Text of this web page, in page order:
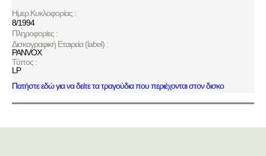
Ημερ.Κυκλοφορίας :
8/1994
Πληροφορίες :
Δισκογραφική Εταιρεία (label) :
PANVOX
Τύπος :
LP
Πατήστε εδώ για να δείτε τα τραγούδια που περιέχονται στον δισκο